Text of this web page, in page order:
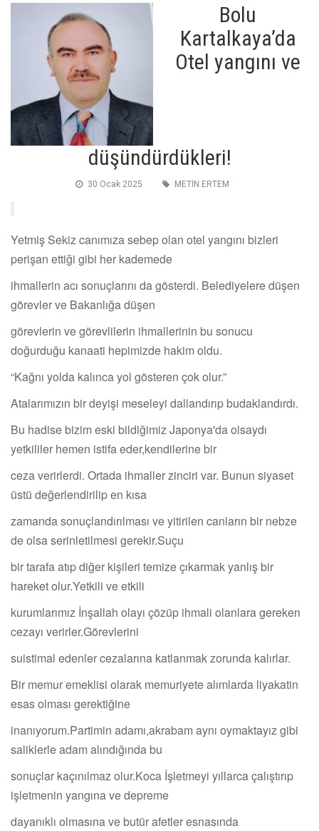
Bolu
Kartalkaya’da
Otel yangını ve
düşündürdükleri!
30 Ocak 2025 METİN ERTEM
Yetmiş Sekiz canımıza sebep olan otel yangını bizleri
perişan ettiği gibi her kademede
ihmallerin acı sonuçlarını da gösterdi. Belediyelere düşen
görevler ve Bakanlığa düşen
görevlerin ve görevlilerin ihmallerinin bu sonucu
doğurduğu kanaati hepimizde hakim oldu.
“Kağnı yolda kalınca yol gösteren çok olur.”
Atalarımızın bir deyişi meseleyi dallandırıp budaklandırdı.
Bu hadise bizim eski bildiğimiz Japonya'da olsaydı
yetkililer hemen istifa eder,kendilerine bir
ceza verirlerdi. Ortada ihmaller zinciri var. Bunun siyaset
üstü değerlendirilip en kısa
zamanda sonuçlandırılması ve yitirilen canların bir nebze
de olsa serinletilmesi gerekir.Suçu
bir tarafa atıp diğer kişileri temize çıkarmak yanlış bir
hareket olur.Yetkili ve etkili
kurumlarımız İnşallah olayı çözüp ihmali olanlara gereken
cezayı verirler.Görevlerini
suistimal edenler cezalarına katlanmak zorunda kalırlar.
Bir memur emeklisi olarak memuriyete alımlarda liyakatin
esas olması gerektiğine
inanıyorum.Partimin adamı,akrabam aynı oymaktayız gibi
saliklerle adam alındığında bu
sonuçlar kaçınılmaz olur.Koca İşletmeyi yıllarca çalıştırıp
işletmenin yangına ve depreme
dayanıklı olmasına ve butür afetler esnasında